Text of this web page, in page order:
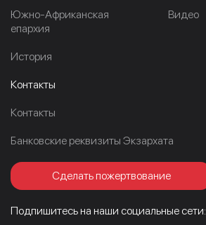
Южно-Африканская
епархия
История
Видео
Контакты
Контакты
Банковские реквизиты Экзархата
Сделать пожертвование
Подпишитесь на наши социальные сети: